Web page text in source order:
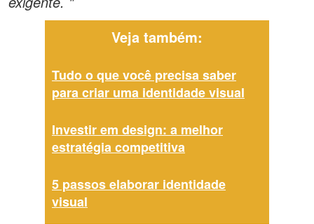
Veja também:
Tudo o que você precisa saber
para criar uma identidade visual
Investir em design: a melhor
estratégia competitiva
5 passos elaborar identidade
visual